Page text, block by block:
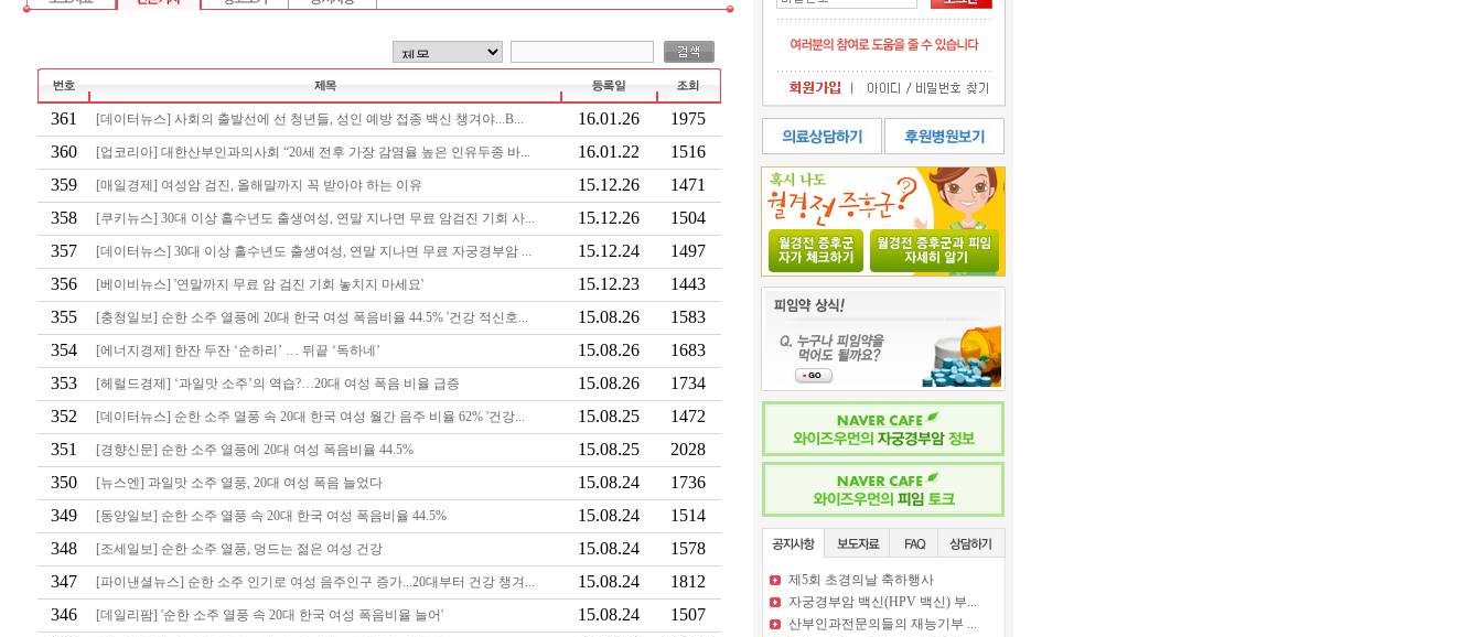
361 [데이터뉴스] 사회의 출발선에 선 청년들, 성인 예방 접종 백신 챙겨야...B... 16.01.26
1975
360
[업코리아] 대한산부인과의사회 “20세 전후 가장 감염율 높은 인유두종 바... 16.01.22
1516
359
[매일경제] 여성암 검진, 올해말까지 꼭 받아야 하는 이유 15.12.26
1471
358
[쿠키뉴스] 30대 이상 홀수년도 출생여성, 연말 지나면 무료 암검진 기회 사... 15.12.26
1504
357
[데이터뉴스] 30대 이상 홀수년도 출생여성, 연말 지나면 무료 자궁경부암 ... 15.12.24
1497
356
[베이비뉴스] '연말까지 무료 암 검진 기회 놓치지 마세요' 15.12.23
1443
355
[충청일보] 순한 소주 열풍에 20대 한국 여성 폭음비율 44.5% '건강 적신호... 15.08.26
1583
354
[에너지경제] 한잔 두잔 ‘순하리’ … 뒤끝 ‘독하네’ 15.08.26
1683
353
[헤럴드경제] ‘과일맛 소주’의 역습?…20대 여성 폭음 비율 급증 15.08.26
1734
352
[데이터뉴스] 순한 소주 열풍 속 20대 한국 여성 월간 음주 비율 62% '건강... 15.08.25
1472
351
[경향신문] 순한 소주 열풍에 20대 여성 폭음비율 44.5% 15.08.25
2028
350
[뉴스엔] 과일맛 소주 열풍, 20대 여성 폭음 늘었다 15.08.24
1736
349
[동양일보] 순한 소주 열풍 속 20대 한국 여성 폭음비율 44.5% 15.08.24
1514
348
[조세일보] 순한 소주 열풍, 멍드는 젊은 여성 건강 15.08.24
1578
347
[파이낸셜뉴스] 순한 소주 인기로 여성 음주인구 증가...20대부터 건강 챙겨... 15.08.24
1812
346
[데일리팜] '순한 소주 열풍 속 20대 한국 여성 폭음비율 늘어' 15.08.24
1507
제5회 초경의날 축하행사
자궁경부암 백신(HPV 백신) 부...
산부인과전문의들의 재능기부 ...